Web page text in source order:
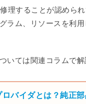
理することが認めら
ラム、リソースを利
ては関連コラムで解
バイダとは？純正